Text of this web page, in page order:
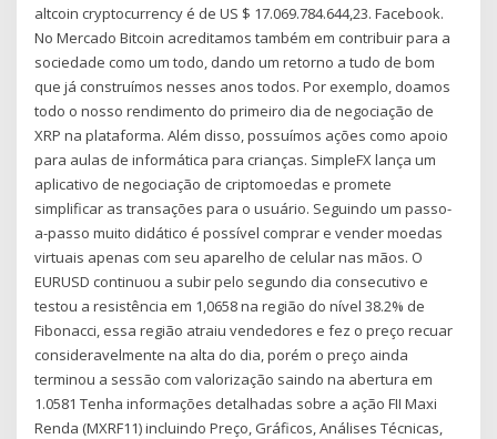
altcoin cryptocurrency é de US $ 17.069.784.644,23. Facebook.
No Mercado Bitcoin acreditamos também em contribuir para a
sociedade como um todo, dando um retorno a tudo de bom
que já construímos nesses anos todos. Por exemplo, doamos
todo o nosso rendimento do primeiro dia de negociação de
XRP na plataforma. Além disso, possuímos ações como apoio
para aulas de informática para crianças. SimpleFX lança um
aplicativo de negociação de criptomoedas e promete
simplificar as transações para o usuário. Seguindo um passo-
a-passo muito didático é possível comprar e vender moedas
virtuais apenas com seu aparelho de celular nas mãos. O
EURUSD continuou a subir pelo segundo dia consecutivo e
testou a resistência em 1,0658 na região do nível 38.2% de
Fibonacci, essa região atraiu vendedores e fez o preço recuar
consideravelmente na alta do dia, porém o preço ainda
terminou a sessão com valorização saindo na abertura em
1.0581 Tenha informações detalhadas sobre a ação FII Maxi
Renda (MXRF11) incluindo Preço, Gráficos, Análises Técnicas,